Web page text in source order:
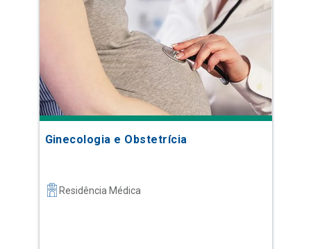
Ginecologia e Obstetrícia
Residência Médica